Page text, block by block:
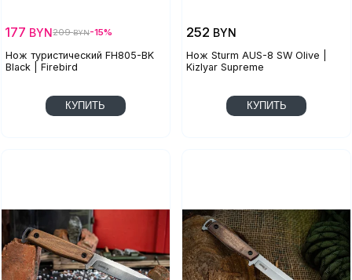
Нож туристический FH805-BK
Black | Firebird
177 BYN209BYN-15%
КУПИТЬ
Нож Sturm AUS-8 SW Olive |
Kizlyar Supreme
252 BYN
КУПИТЬ